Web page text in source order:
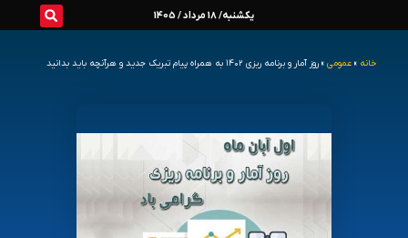
یکشنبه/ 18 مرداد / 1405
خانه » عمومی » روز آمار و برنامه ریزی ۱۴۰۲ به همراه پیام تبریک جدید و هرآنچه باید بدانید